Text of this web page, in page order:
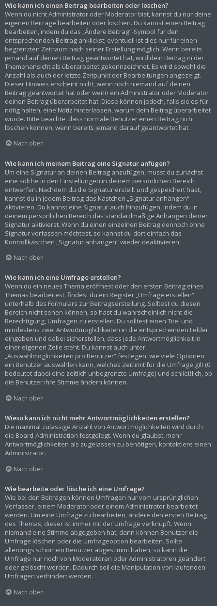
Wie kann ich einen Beitrag bearbeiten oder löschen?
Wenn du nicht Administrator oder Moderator bist, kannst du nur deine
eigenen Beiträge bearbeiten oder löschen. Du kannst einen Beitrag
bearbeiten, indem du das „Ändere Beitrag“-Symbol für den
entsprechenden Beitrag anklickst; eventuell ist dies nur für einen
begrenzten Zeitraum nach seiner Erstellung möglich. Wenn bereits
jemand auf deinen Beitrag geantwortet hat, wird dein Beitrag in der
Themenansicht als überarbeitet gekennzeichnet. Es wird sowohl die
Anzahl als auch der letzte Zeitpunkt der Bearbeitungen angezeigt.
Dieser Hinweis erscheint nicht, wenn noch niemand auf deinen
Beitrag geantwortet hat oder wenn ein Administrator oder Moderator
deinen Beitrag überarbeitet hat. Diese können jedoch, falls sie es für
nötig halten, eine Notiz hinterlassen, warum dein Beitrag überarbeitet
wurde. Bitte beachte, dass normale Benutzer einen Beitrag nicht
löschen können, wenn bereits jemand darauf geantwortet hat.
Nach oben
Wie kann ich meinem Beitrag eine Signatur anfügen?
Um eine Signatur an deinen Beitrag anzufügen, musst du zunächst
eine solche in den Einstellungen in deinem persönlichen Bereich
entwerfen. Nachdem du die Signatur erstellt und gespeichert hast,
kannst du in jedem Beitrag das Kästchen „Signatur anhängen“
aktivieren. Du kannst eine Signatur auch hinzufügen, indem du in
deinem persönlichen Bereich das standardmäßige Anhängen deiner
Signatur aktivierst. Wenn du einen einzelnen Beitrag dennoch ohne
Signatur verfassen möchtest, so kannst du dort einfach das
Kontrollkästchen „Signatur anhängen“ wieder deaktivieren.
Nach oben
Wie kann ich eine Umfrage erstellen?
Wenn du ein neues Thema eröffnest oder den ersten Beitrag eines
Themas bearbeitest, findest du ein Register „Umfrage erstellen“
unterhalb des Formulars zur Beitragserstellung. Solltest du diesen
Bereich nicht sehen können, so hast du wahrscheinlich nicht die
Berechtigung, Umfragen zu erstellen. Du solltest einen Titel und
mindestens zwei Antwortmöglichkeiten in die entsprechenden Felder
eingeben und dabei sicherstellen, dass jede Antwortmöglichkeit in
einer eigenen Zeile steht. Du kannst auch unter
„Auswahlmöglichkeiten pro Benutzer“ festlegen, wie viele Optionen
ein Benutzer auswählen kann, welches Zeitlimit für die Umfrage gilt (0
bedeutet dabei eine zeitlich unbegrenzte Umfrage) und schließlich, ob
die Benutzer ihre Stimme ändern können.
Nach oben
Wieso kann ich nicht mehr Antwortmöglichkeiten erstellen?
Die maximal zulässige Anzahl von Antwortmöglichkeiten wird durch
die Board-Administration festgelegt. Wenn du glaubst, mehr
Antwortmöglichkeiten als zugelassen zu benötigen, kontaktiere einen
Administrator.
Nach oben
Wie bearbeite oder lösche ich eine Umfrage?
Wie bei den Beiträgen können Umfragen nur vom ursprünglichen
Verfasser, einem Moderator oder einem Administrator bearbeitet
werden. Um eine Umfrage zu bearbeiten, ändere den ersten Beitrag
des Themas; dieser ist immer mit der Umfrage verknüpft. Wenn
niemand eine Stimme abgegeben hat, dann können Benutzer die
Umfrage löschen oder die Umfrageoption bearbeiten. Sollte
allerdings schon ein Benutzer abgestimmt haben, so kann die
Umfrage nur noch von Moderatoren oder Administratoren geändert
oder gelöscht werden. Dadurch soll die Manipulation von laufenden
Umfragen verhindert werden.
Nach oben